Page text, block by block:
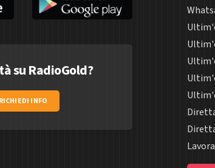
su RadioGold?
RICHIEDI INFO